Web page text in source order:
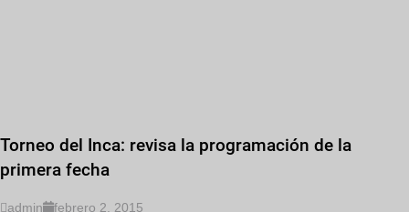
Torneo del Inca: revisa la programación de la
primera fecha
admin febrero 2, 2015